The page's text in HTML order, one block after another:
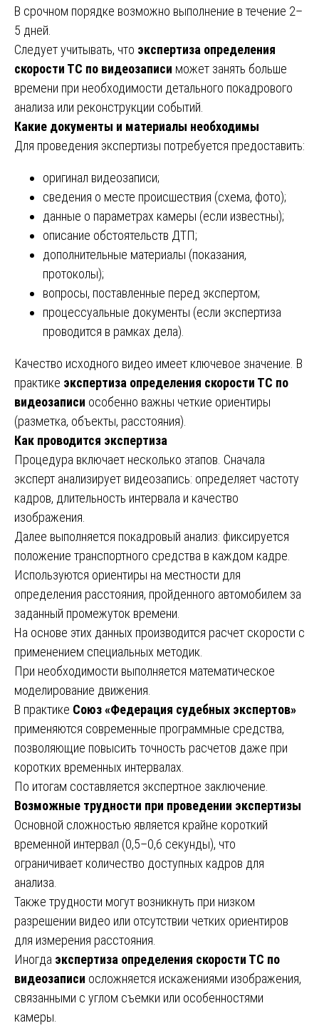
В срочном порядке возможно выполнение в течение 2–
5 дней.
Следует учитывать, что экспертиза определения
скорости ТС по видеозаписи может занять больше
времени при необходимости детального покадрового
анализа или реконструкции событий.
Какие документы и материалы необходимы
Для проведения экспертизы потребуется предоставить:
оригинал видеозаписи;
сведения о месте происшествия (схема, фото);
данные о параметрах камеры (если известны);
описание обстоятельств ДТП;
дополнительные материалы (показания,
протоколы);
вопросы, поставленные перед экспертом;
процессуальные документы (если экспертиза
проводится в рамках дела).
Качество исходного видео имеет ключевое значение. В
практике экспертиза определения скорости ТС по
видеозаписи особенно важны четкие ориентиры
(разметка, объекты, расстояния).
Как проводится экспертиза
Процедура включает несколько этапов. Сначала
эксперт анализирует видеозапись: определяет частоту
кадров, длительность интервала и качество
изображения.
Далее выполняется покадровый анализ: фиксируется
положение транспортного средства в каждом кадре.
Используются ориентиры на местности для
определения расстояния, пройденного автомобилем за
заданный промежуток времени.
На основе этих данных производится расчет скорости с
применением специальных методик.
При необходимости выполняется математическое
моделирование движения.
В практике Союз «Федерация судебных экспертов»
применяются современные программные средства,
позволяющие повысить точность расчетов даже при
коротких временных интервалах.
По итогам составляется экспертное заключение.
Возможные трудности при проведении экспертизы
Основной сложностью является крайне короткий
временной интервал (0,5–0,6 секунды), что
ограничивает количество доступных кадров для
анализа.
Также трудности могут возникнуть при низком
разрешении видео или отсутствии четких ориентиров
для измерения расстояния.
Иногда экспертиза определения скорости ТС по
видеозаписи осложняется искажениями изображения,
связанными с углом съемки или особенностями
камеры.